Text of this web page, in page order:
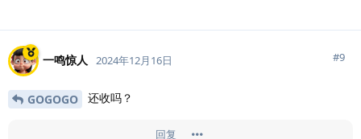
一鸣惊人 2024年12月16日 #9
GOGOGO 还收吗？
回复